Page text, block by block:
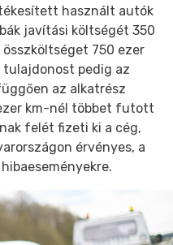
használt autók
javítási költségét 350
750 ezer
pedig az
az alkatrész
km-nél többet futott
felét fizeti ki a cég,
érvényes, a